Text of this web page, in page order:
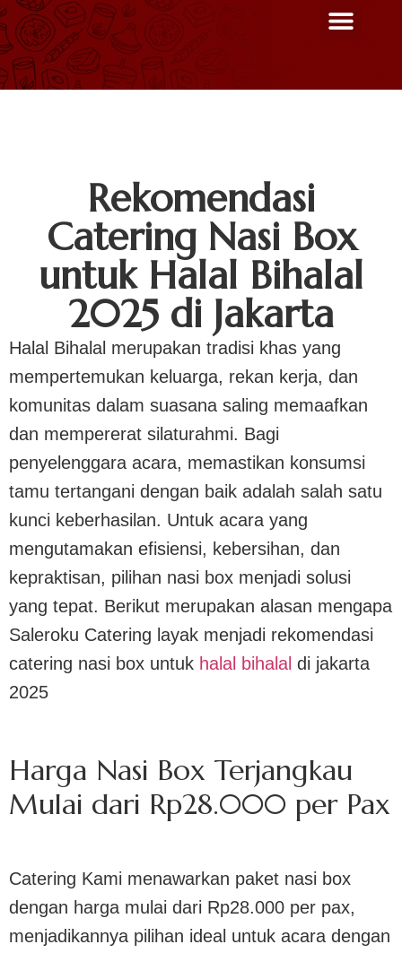
Rekomendasi
Catering Nasi Box
untuk Halal Bihalal
2025 di Jakarta
Halal Bihalal merupakan tradisi khas yang
mempertemukan keluarga, rekan kerja, dan
komunitas dalam suasana saling memaafkan
dan mempererat silaturahmi. Bagi
penyelenggara acara, memastikan konsumsi
tamu tertangani dengan baik adalah salah satu
kunci keberhasilan. Untuk acara yang
mengutamakan efisiensi, kebersihan, dan
kepraktisan, pilihan nasi box menjadi solusi
yang tepat. Berikut merupakan alasan mengapa
Saleroku Catering layak menjadi rekomendasi
catering nasi box untuk halal bihalal di jakarta
2025
Harga Nasi Box Terjangkau
Mulai dari Rp28.000 per Pax
Catering Kami menawarkan paket nasi box
dengan harga mulai dari Rp28.000 per pax,
menjadikannya pilihan ideal untuk acara dengan